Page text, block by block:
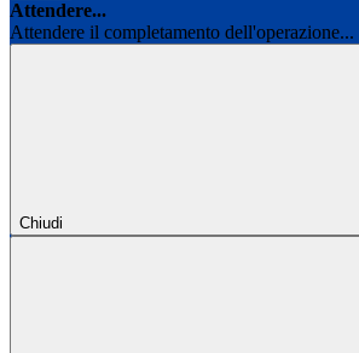
Attendere...
Attendere il completamento dell'operazione...
Chiudi